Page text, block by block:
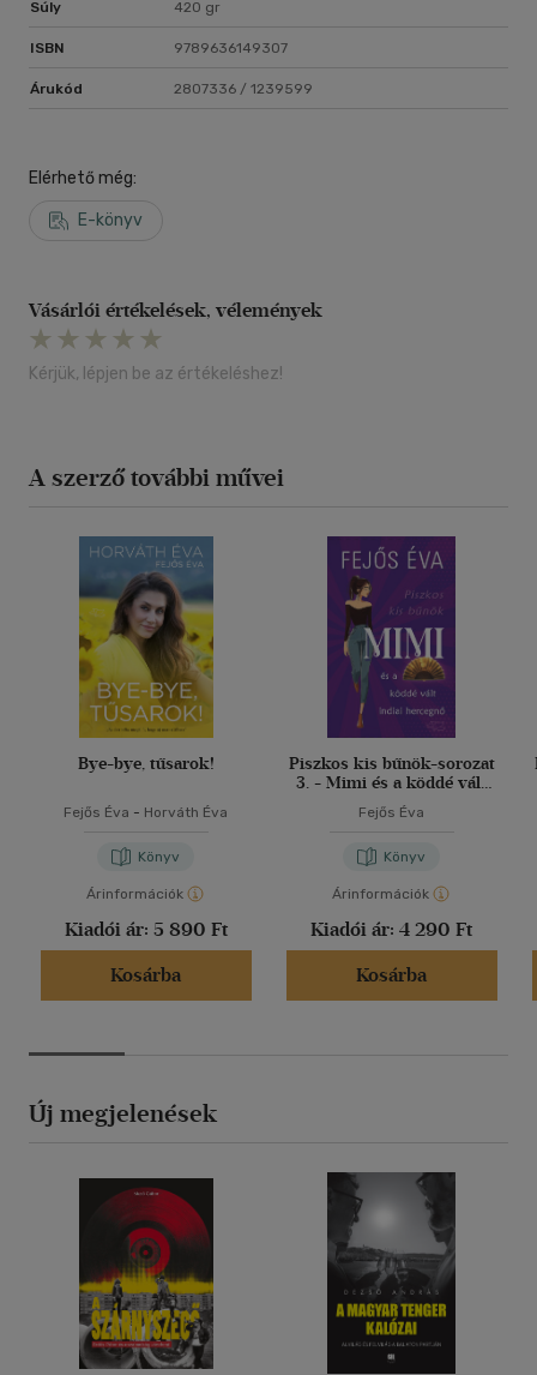
Súly 420 gr
ISBN 9789636149307
Árukód 2807336 / 1239599
Elérhető még:
E-könyv
Vásárlói értékelések, vélemények
Kérjük, lépjen be az értékeléshez!
A szerző további művei
Bye-bye, tűsarok!
Fejős Éva - Horváth Éva
Könyv
Árinformációk
Kiadói ár: 5 890 Ft
Kosárba
Piszkos kis bűnök-sorozat
3. - Mimi és a köddé vált
indiai hercegnő
Fejős Éva
Könyv
Árinformációk
Kiadói ár: 4 290 Ft
Kosárba
Új megjelenések